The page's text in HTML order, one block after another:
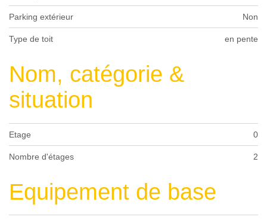
Parking extérieur Non
Type de toit en pente
Nom, catégorie &
situation
Etage 0
Nombre d'étages 2
Equipement de base